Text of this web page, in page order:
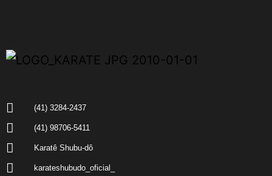
(41) 3284-2437
(41) 98706-5411
Karatê Shubu-dô
karateshubudo_oficial_